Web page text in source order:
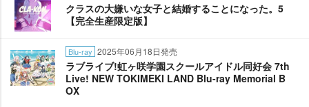
クラスの大嫌いな女子と結婚することになった。5
【完全生産限定版】
Blu-ray 2025年06月18日発売
ラブライブ!虹ヶ咲学園スクールアイドル同好会 7th
Live! NEW TOKIMEKI LAND Blu-ray Memorial B
OX